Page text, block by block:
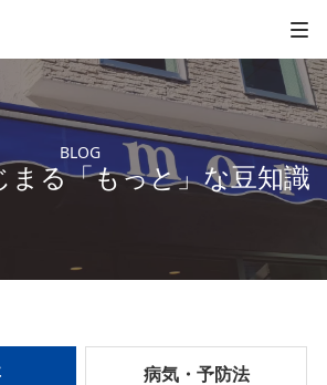
BLOG
まる「もっと」な豆知識
病気・予防法